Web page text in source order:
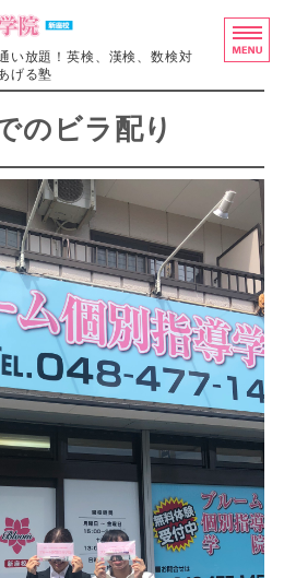
ブルーム個
い放題！英検、漢検、数検対
げる塾
のビラ配り